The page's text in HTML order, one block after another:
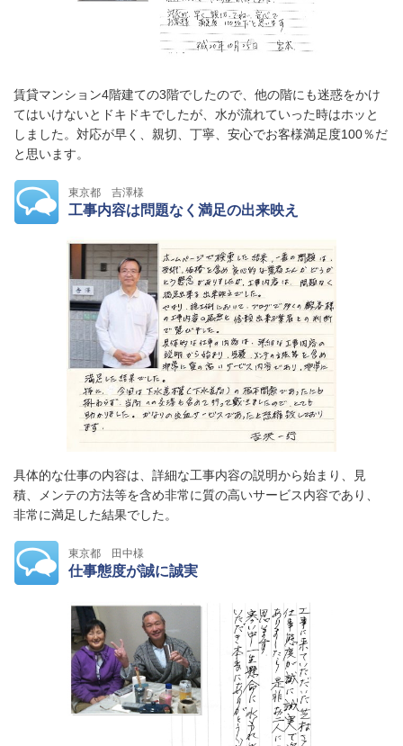
賃貸マンション4階建ての3階でしたので、他の階にも迷惑をかけ
てはいけないとドキドキでしたが、水が流れていった時はホッと
しました。対応が早く、親切、丁寧、安心でお客様満足度100％だ
と思います。
東京都 吉澤様
工事内容は問題なく満足の出来映え
具体的な仕事の内容は、詳細な工事内容の説明から始まり、見
積、メンテの方法等を含め非常に質の高いサービス内容であり、
非常に満足した結果でした。
東京都 田中様
仕事態度が誠に誠実